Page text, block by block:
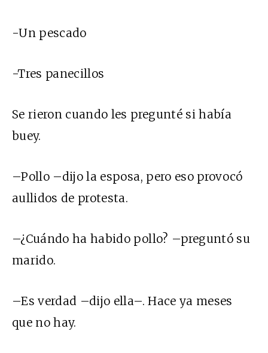
-Un pescado
-Tres panecillos
Se rieron cuando les pregunté si había
buey.
–Pollo –dijo la esposa, pero eso provocó
aullidos de protesta.
–¿Cuándo ha habido pollo? –preguntó su
marido.
–Es verdad –dijo ella–. Hace ya meses
que no hay.